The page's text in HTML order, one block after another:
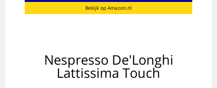
Bekijk op Amazon.nl
Nespresso De'Longhi
Lattissima Touch